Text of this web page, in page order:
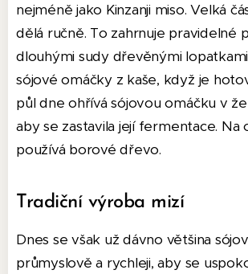
nejméně jako Kinzanji miso.Velká
dělá ručně. To zahrnuje pravidelné
dlouhými sudy dřevěnými lopatkami
sójové omáčky z kaše, když je
půl dne ohřívá sójovou omáčku v
aby se zastavila její fermentace. Na
používá borové dřevo.
Tradiční výroba mizí
Dnes se však už dávno většina
průmyslově a rychleji, aby se